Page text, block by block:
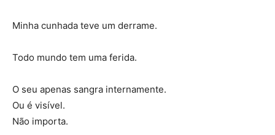
Minha cunhada teve um derrame.
Todo mundo tem uma ferida.
O seu apenas sangra internamente.
Ou é visível.
Não importa.